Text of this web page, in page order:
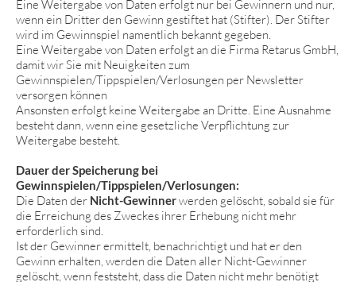
Eine Weitergabe von Daten erfolgt nur bei Gewinnern und nur,
wenn ein Dritter den Gewinn gestiftet hat (Stifter). Der Stifter
wird im Gewinnspiel namentlich bekannt gegeben.
Eine Weitergabe von Daten erfolgt an die Firma Retarus GmbH,
damit wir Sie mit Neuigkeiten zum
Gewinnspielen/Tippspielen/Verlosungen per Newsletter
versorgen können
Ansonsten erfolgt keine Weitergabe an Dritte. Eine Ausnahme
besteht dann, wenn eine gesetzliche Verpflichtung zur
Weitergabe besteht.
Dauer der Speicherung bei
Gewinnspielen/Tippspielen/Verlosungen:
Die Daten der Nicht-Gewinnerwerden gelöscht, sobald sie für
die Erreichung des Zweckes ihrer Erhebung nicht mehr
erforderlich sind.
Ist der Gewinner ermittelt, benachrichtigt und hat er den
Gewinn erhalten, werden die Daten aller Nicht-Gewinner
gelöscht, wenn feststeht, dass die Daten nicht mehr benötigt